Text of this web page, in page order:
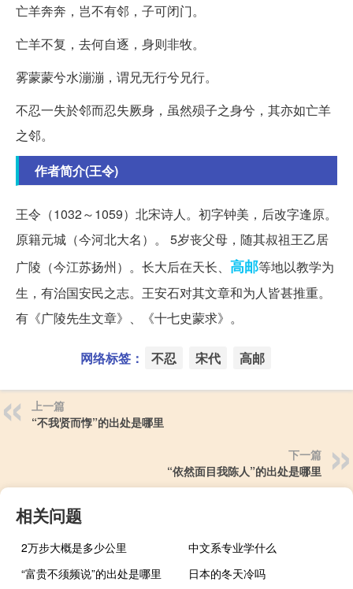
亡羊奔奔，岂不有邻，子可闭门。
亡羊不复，去何自逐，身则非牧。
雾蒙蒙兮水漰漰，谓兄无行兮兄行。
不忍一失於邻而忍失厥身，虽然殒子之身兮，其亦如亡羊
之邻。
作者简介(王令)
王令（1032～1059）北宋诗人。初字钟美，后改字逢原。
原籍元城（今河北大名）。 5岁丧父母，随其叔祖王乙居
广陵（今江苏扬州）。长大后在天长、 高邮等地以教学为
生，有治国安民之志。王安石对其文章和为人皆甚推重。
有《广陵先生文章》、《十七史蒙求》。
网络标签： 不忍 宋代 高邮
上一篇
“不我贤而惸”的出处是哪里
下一篇
“依然面目我陈人”的出处是哪里
相关问题
2万步大概是多少公里
中文系专业学什么
“富贵不须频说”的出处是哪里
日本的冬天冷吗